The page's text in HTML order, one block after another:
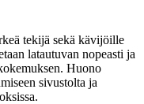
tekijä sekä kävijöille
latautuvan nopeasti ja
Huono
sivustolta ja